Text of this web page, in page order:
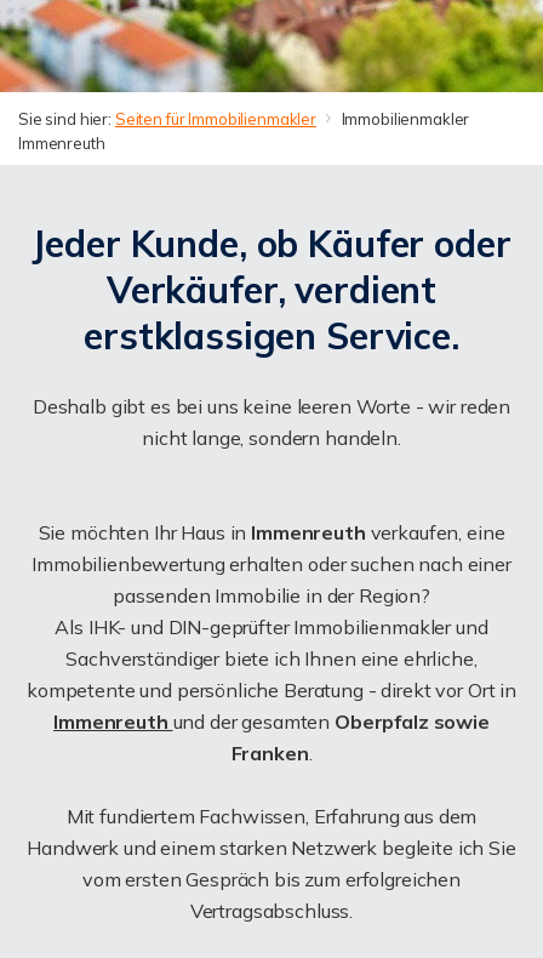
Sie sind hier: Seiten für Immobilienmakler
Immobilienmakler
Immenreuth
Jeder Kunde, ob Käufer oder
Verkäufer, verdient
erstklassigen Service.
Deshalb gibt es bei uns keine leeren Worte - wir reden
nicht lange, sondern handeln.
Sie möchten Ihr Haus in Immenreuth verkaufen, eine
Immobilienbewertung erhalten oder suchen nach einer
passenden Immobilie in der Region?
Als IHK- und DIN-geprüfter Immobilienmakler und
Sachverständiger biete ich Ihnen eine ehrliche,
kompetente und persönliche Beratung - direkt vor Ort in
Immenreuth und der gesamten Oberpfalz sowie
Franken.
Mit fundiertem Fachwissen, Erfahrung aus dem
Handwerk und einem starken Netzwerk begleite ich Sie
vom ersten Gespräch bis zum erfolgreichen
Vertragsabschluss.